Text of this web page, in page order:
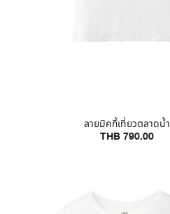
ลายมิคกี้เที่ยวตลาดน้ำ
THB 790.00